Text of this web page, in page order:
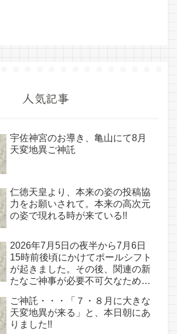
人気記事
宇佐神宮のお導き、亀山にて8月
天変地異ご神託
仁徳天皇より、本来の姿の投稿協
力をお願いされて。本来の高次元
の姿で現れる時が来ている!!
2026年7月5日の夜半から7月6日
15時前後頃にかけてポールシフト
が起きました。その後、関連の新
たなご神事が必要不可欠なため、
点であり古代太陽信仰の中心点で
もある伊弉諾宮、他3ヵ所へのご
神託あり！！
ご神託・・・「７・８月に大きな
天変地異が来る」と、本日朝にあ
りました!!